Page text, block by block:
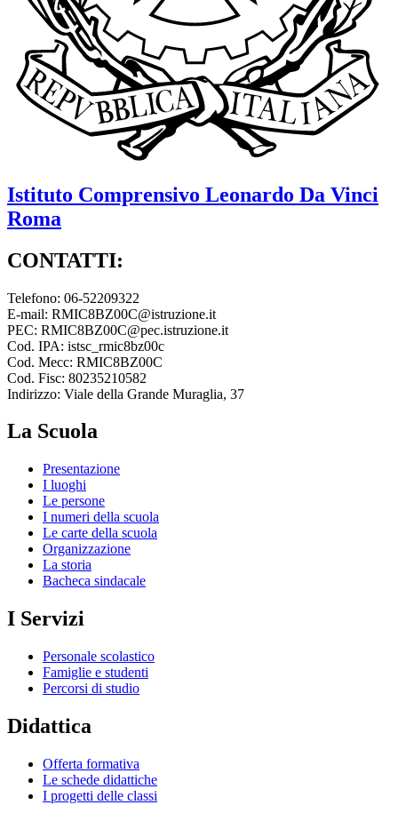
Istituto Comprensivo Leonardo Da Vinci
Roma
CONTATTI:
Telefono: 06-52209322
E-mail: RMIC8BZ00C@istruzione.it
PEC: RMIC8BZ00C@pec.istruzione.it
Cod. IPA: istsc_rmic8bz00c
Cod. Mecc: RMIC8BZ00C
Cod. Fisc: 80235210582
Indirizzo: Viale della Grande Muraglia, 37
La Scuola
Presentazione
I luoghi
Le persone
I numeri della scuola
Le carte della scuola
Organizzazione
La storia
Bacheca sindacale
I Servizi
Personale scolastico
Famiglie e studenti
Percorsi di studio
Didattica
Offerta formativa
Le schede didattiche
I progetti delle classi